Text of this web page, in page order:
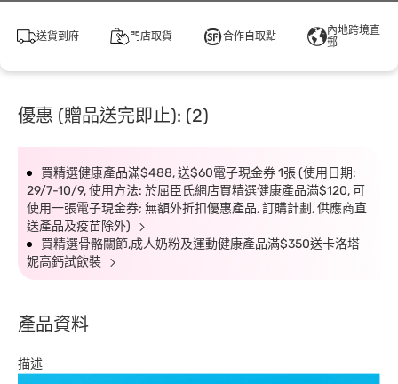
送貨到府 門店取貨 合作自取點
內地跨境直
郵
優惠 (贈品送完即止): (2)
買精選健康產品滿$488, 送$60電子現金券 1張 (使用日期:
29/7-10/9, 使用方法: 於屈臣氏網店買精選健康產品滿$120, 可
使用一張電子現金券; 無額外折扣優惠產品, 訂購計劃, 供應商直
送產品及疫苗除外)
買精選骨骼關節,成人奶粉及運動健康產品滿$350送卡洛塔
妮高鈣試飲裝
產品資料
描述